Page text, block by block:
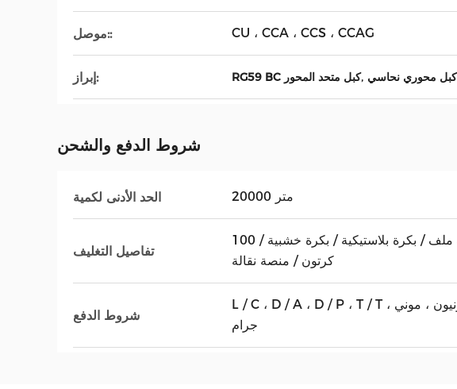
موصل:: CU ، CCA ، CCS ، CCAG
إبراز: RG59 BC كبل متحد المحور,
شروط الدفع والشحن
الحد الأدنى لكمية 20000 متر
تفاصيل التغليف
100 متر / صندوق ، ملف / بكرة بلاستيكية / بكرة خشبية /
كرتون / منصة نقالة
شروط الدفع
L / C ، D / A ، D / P ، T / T ، ويسترن يونيون ، موني
جرام